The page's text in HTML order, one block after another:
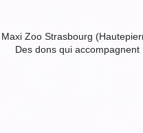
Maxi Zoo Strasbourg
Des dons qui